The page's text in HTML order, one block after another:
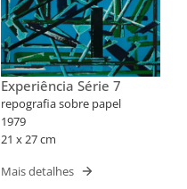
Experiência Série 7
repografia sobre papel
1979
21 x 27 cm
Mais detalhes